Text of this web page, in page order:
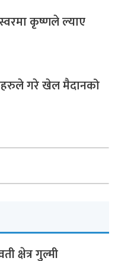
कृष्णले ल्याए
गरे खेल मैदानको
क्षेत्र गुल्मी